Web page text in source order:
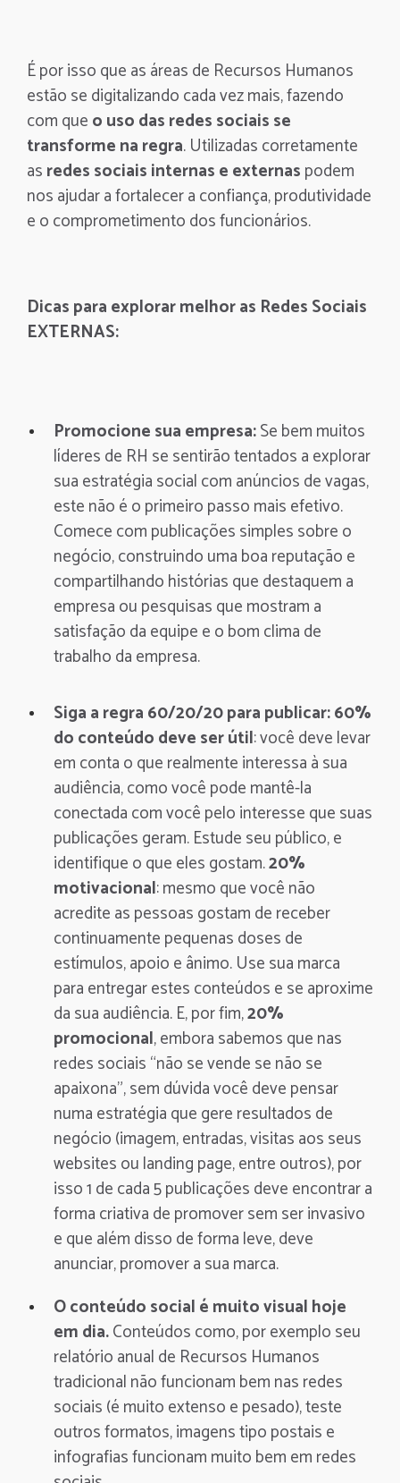
É por isso que as áreas de Recursos Humanos
estão se digitalizando cada vez mais, fazendo
com queo uso das redes sociais se
transforme na regra. Utilizadas corretamente
asredes sociais internas e externaspodem
nos ajudar a fortalecer a confiança, produtividade
e o comprometimento dos funcionários.
Dicas para explorar melhor as Redes Sociais
EXTERNAS:
Promocione sua empresa:Se bem muitos
líderes de RH se sentirão tentados a explorar
sua estratégia social com anúncios de vagas,
este não é o primeiro passo mais efetivo.
Comece com publicações simples sobre o
negócio, construindo uma boa reputação e
compartilhando histórias que destaquem a
empresa ou pesquisas que mostram a
satisfação da equipe e o bom clima de
trabalho da empresa.
Siga a regra 60/20/20 para publicar:60%
do conteúdo deve ser útil: você deve levar
em conta o que realmente interessa à sua
audiência, como você pode mantê-la
conectada com você pelo interesse que suas
publicações geram. Estude seu público, e
identifique o que eles gostam.20%
motivacional: mesmo que você não
acredite as pessoas gostam de receber
continuamente pequenas doses de
estímulos, apoio e ânimo. Use sua marca
para entregar estes conteúdos e se aproxime
da sua audiência. E, por fim,20%
promocional, embora sabemos que nas
redes sociais “não se vende se não se
apaixona”, sem dúvida você deve pensar
numa estratégia que gere resultados de
negócio (imagem, entradas, visitas aos seus
websites ou landing page, entre outros), por
isso 1 de cada 5 publicações deve encontrar a
forma criativa de promover sem ser invasivo
e que além disso de forma leve, deve
anunciar, promover a sua marca.
O conteúdo social é muito visual hoje
em dia.Conteúdos como, por exemplo seu
relatório anual de Recursos Humanos
tradicional não funcionam bem nas redes
sociais (é muito extenso e pesado), teste
outros formatos, imagens tipo postais e
infografias funcionam muito bem em redes